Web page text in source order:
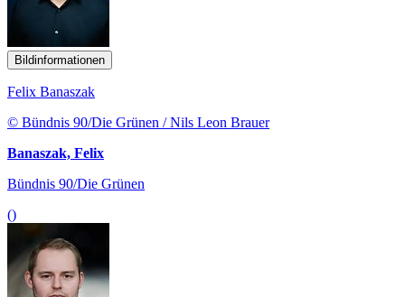
Bildinformationen
Felix Banaszak
© Bündnis 90/Die Grünen / Nils Leon Brauer
Banaszak, Felix
Bündnis 90/Die Grünen
()